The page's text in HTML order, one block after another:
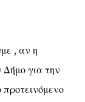
, αν η
Δήμο για την